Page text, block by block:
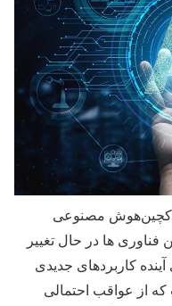
مصنوعی
فناوری ها در حال تغییر
کاربردهای جدیدی
که از عواقب احتمالی